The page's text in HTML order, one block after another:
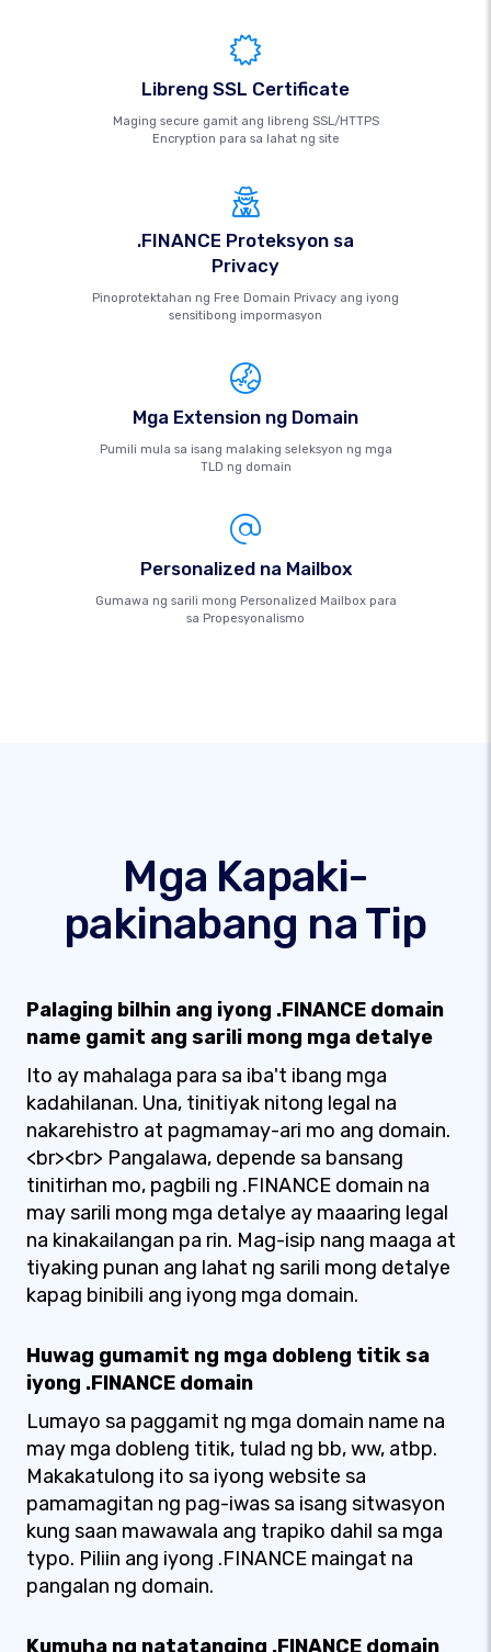
Libreng SSL Certificate
Maging secure gamit ang libreng SSL/HTTPS
Encryption para sa lahat ng site
.FINANCE Proteksyon sa
Privacy
Pinoprotektahan ng Free Domain Privacy ang iyong
sensitibong impormasyon
Mga Extension ng Domain
Pumili mula sa isang malaking seleksyon ng mga
TLD ng domain
Personalized na Mailbox
Gumawa ng sarili mong Personalized Mailbox para
sa Propesyonalismo
Mga Kapaki-
pakinabang na Tip
Palaging bilhin ang iyong .FINANCE domain
name gamit ang sarili mong mga detalye
Ito ay mahalaga para sa iba't ibang mga
kadahilanan. Una, tinitiyak nitong legal na
nakarehistro at pagmamay-ari mo ang domain.
<br><br> Pangalawa, depende sa bansang
tinitirhan mo, pagbili ng .FINANCE domain na
may sarili mong mga detalye ay maaaring legal
na kinakailangan pa rin. Mag-isip nang maaga at
tiyaking punan ang lahat ng sarili mong detalye
kapag binibili ang iyong mga domain.
Huwag gumamit ng mga dobleng titik sa
iyong .FINANCE domain
Lumayo sa paggamit ng mga domain name na
may mga dobleng titik, tulad ng bb, ww, atbp.
Makakatulong ito sa iyong website sa
pamamagitan ng pag-iwas sa isang sitwasyon
kung saan mawawala ang trapiko dahil sa mga
typo. Piliin ang iyong .FINANCE maingat na
pangalan ng domain.
Kumuha ng natatanging .FINANCE domain